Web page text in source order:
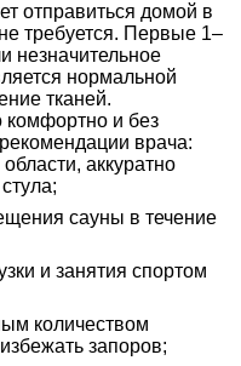
отправиться домой в
требуется. Первые 1–
незначительное
нормальной
тканей.
и без
врача:
аккуратно
сауны в течение
и занятия спортом
количеством
запоров;